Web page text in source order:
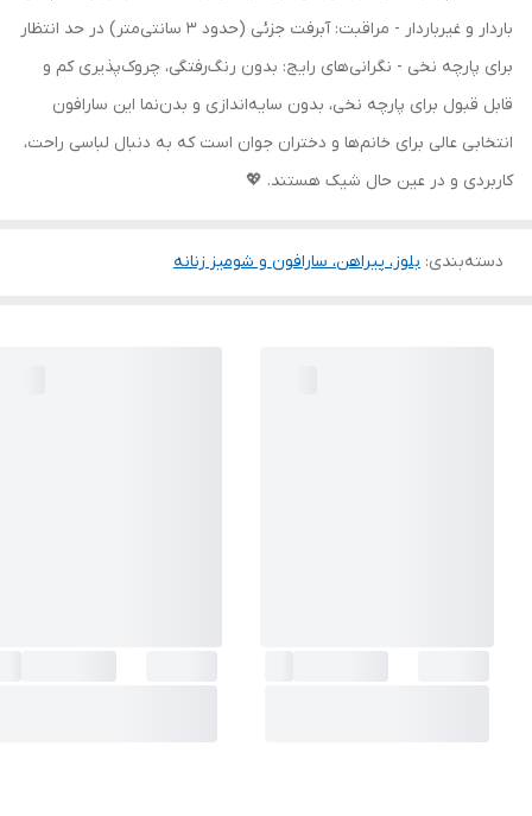
باردار و غیرباردار - مراقبت: آبرفت جزئی (حدود 3 سانتی‌متر) در حد انتظار
برای پارچه نخی - نگرانی‌های رایج: بدون رنگ‌رفتگی، چروک‌پذیری کم و
قابل قبول برای پارچه نخی، بدون سایه‌اندازی و بدن‌نما این سارافون
انتخابی عالی برای خانم‌ها و دختران جوان است که به دنبال لباسی راحت،
کاربردی و در عین حال شیک هستند. 💖
دسته‌بندی: بلوز، پیراهن، سارافون و شومیز زنانه